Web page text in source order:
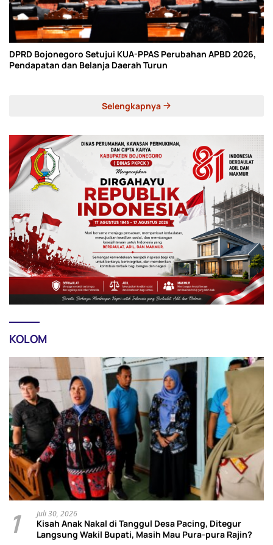
DPRD Bojonegoro Setujui KUA-PPAS Perubahan APBD 2026,
Pendapatan dan Belanja Daerah Turun
Selengkapnya
KOLOM
1 Juli 30, 2026
Kisah Anak Nakal di Tanggul Desa Pacing, Ditegur
Langsung Wakil Bupati, Masih Mau Pura-pura Rajin?